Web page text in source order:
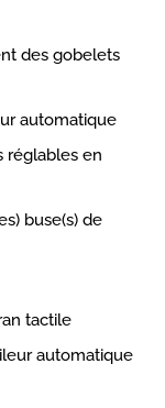
des gobelets
automatique
réglables en
buse(s) de
tactile
automatique